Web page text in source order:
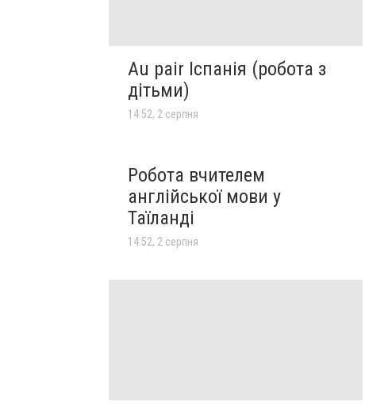
Au pair Іспанія (робота з
дітьми)
14:52, 2 серпня
Робота вчителем
англійської мови у
Таїланді
14:52, 2 серпня